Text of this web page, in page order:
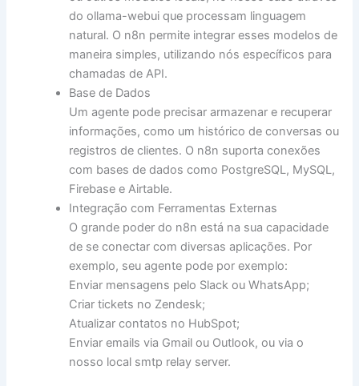
do ollama-webui que processam linguagem
natural. O n8n permite integrar esses modelos de
maneira simples, utilizando nós específicos para
chamadas de API.
Base de Dados
Um agente pode precisar armazenar e recuperar
informações, como um histórico de conversas ou
registros de clientes. O n8n suporta conexões
com bases de dados como PostgreSQL, MySQL,
Firebase e Airtable.
Integração com Ferramentas Externas
O grande poder do n8n está na sua capacidade
de se conectar com diversas aplicações. Por
exemplo, seu agente pode por exemplo:
Enviar mensagens pelo Slack ou WhatsApp;
Criar tickets no Zendesk;
Atualizar contatos no HubSpot;
Enviar emails via Gmail ou Outlook, ou via o
nosso local smtp relay server.